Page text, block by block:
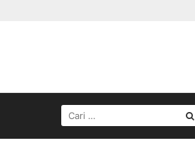
CARI
UNTUK: